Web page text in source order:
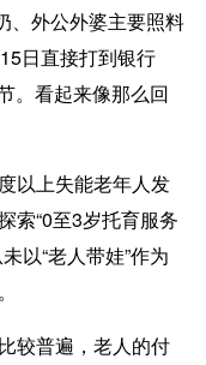
、外公外婆主要照料
日直接打到银行
。看起来像那么回
上失能老年人发
索“0至3岁托育服务
以“老人带娃”作为
普遍，老人的付